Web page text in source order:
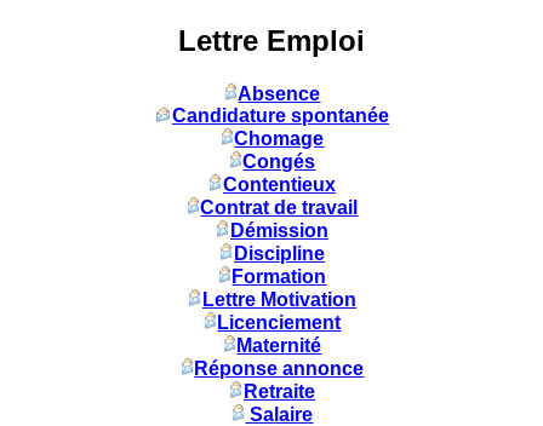
Lettre Emploi
Absence
Candidature spontanée
Chomage
Congés
Contentieux
Contrat de travail
Démission
Discipline
Formation
Lettre Motivation
Licenciement
Maternité
Réponse annonce
Retraite
Salaire